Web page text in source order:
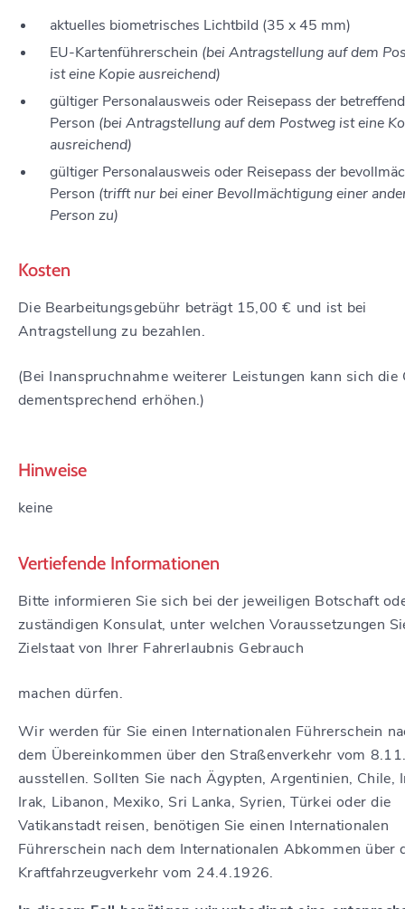
aktuelles biometrisches Lichtbild (35 x 45 mm)
EU-Kartenführerschein (bei Antragstellung auf dem
ist eine Kopie ausreichend)
gültiger Personalausweis oder Reisepass der
Person (bei Antragstellung auf dem Postweg ist eine
ausreichend)
gültiger Personalausweis oder Reisepass der
Person (trifft nur bei einer Bevollmächtigung einer
Person zu)
Kosten
Die Bearbeitungsgebühr beträgt 15,00 € und ist bei
Antragstellung zu bezahlen.
(Bei Inanspruchnahme weiterer Leistungen kann sich die
dementsprechend erhöhen.)
Hinweise
keine
Vertiefende Informationen
Bitte informieren Sie sich bei der jeweiligen Botschaft
zuständigen Konsulat, unter welchen Voraussetzungen
Zielstaat von Ihrer Fahrerlaubnis Gebrauch
machen dürfen.
Wir werden für Sie einen Internationalen Führerschein
dem Übereinkommen über den Straßenverkehr vom
ausstellen. Sollten Sie nach Ägypten, Argentinien, Chile,
Irak, Libanon, Mexiko, Sri Lanka, Syrien, Türkei oder die
Vatikanstadt reisen, benötigen Sie einen Internationalen
Führerschein nach dem Internationalen Abkommen über
Kraftfahrzeugverkehr vom 24.4.1926.